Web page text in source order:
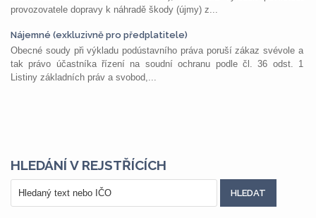
provozovatele dopravy k náhradě škody (újmy) z...
Nájemné (exkluzivně pro předplatitele)
Obecné soudy při výkladu podústavního práva poruší zákaz svévole a
tak právo účastníka řízení na soudní ochranu podle čl. 36 odst. 1
Listiny základních práv a svobod,...
HLEDÁNÍ V REJSTŘÍCÍCH